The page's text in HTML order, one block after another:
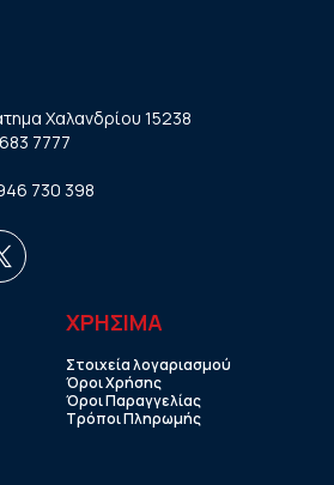
Χαλανδρίου 15238
7777
730 398
ΧΡHΣΙΜΑ
Στοιχεία λογαριασμού
Όροι Χρήσης
Όροι Παραγγελίας
Τρόποι Πληρωμής